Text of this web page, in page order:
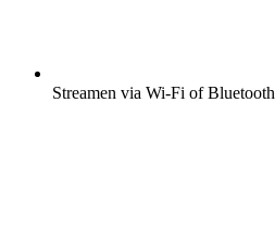
Streamen via Wi-Fi of Bluetooth